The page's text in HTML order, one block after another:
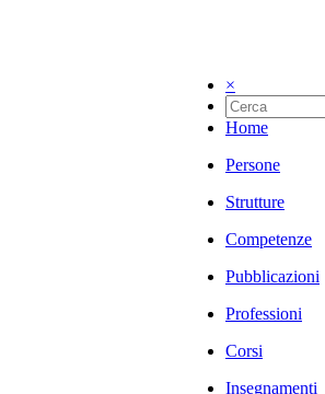
×
Home
Persone
Strutture
Competenze
Pubblicazioni
Professioni
Corsi
Insegnamenti